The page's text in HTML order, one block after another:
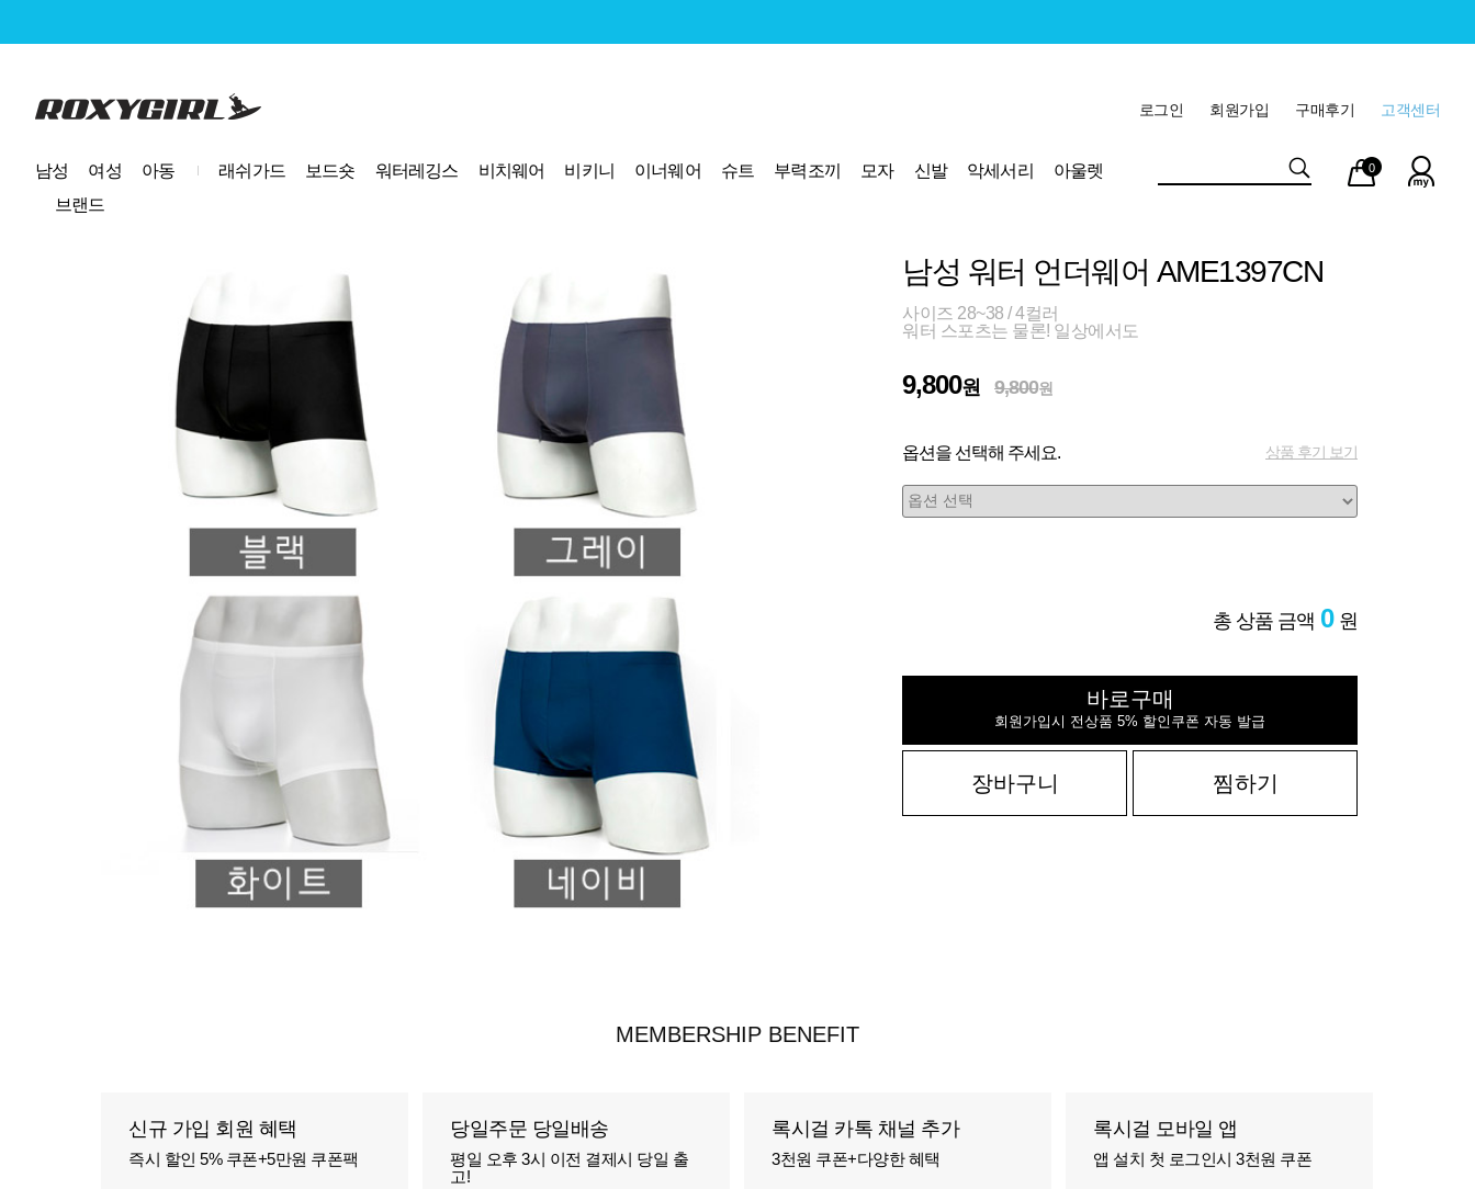
로고 고객센터
구매후기
회원가입
로그인
남성 여성 아동 래쉬가드 보드숏 워터레깅스 비치웨어 비키니 이너웨어 슈트 부력조끼 모자 신발 악세서리
아울렛
브랜드
마이
페이
장바
구니
0
남성 워터 언더웨어 AME1397CN
사이즈 28~38 / 4컬러
워터 스포츠는 물론! 일상에서도
9,800원 9,800원
옵션을 선택해 주세요. 상품 후기 보기
총 상품 금액 0 원
바로구매
회원가입시 전상품 5% 할인쿠폰 자동 발급
장바구니 찜하기
MEMBERSHIP BENEFIT
신규 가입 회원 혜택
즉시 할인 5% 쿠폰+5만원 쿠폰팩
당일주문 당일배송
평일 오후 3시 이전 결제시 당일 출
고!
록시걸 카톡 채널 추가
3천원 쿠폰+다양한 혜택
록시걸 모바일 앱
앱 설치 첫 로그인시 3천원 쿠폰